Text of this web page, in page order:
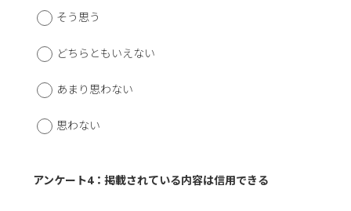
そう思う
どちらともいえない
あまり思わない
思わない
アンケート4：掲載されている内容は信用できる